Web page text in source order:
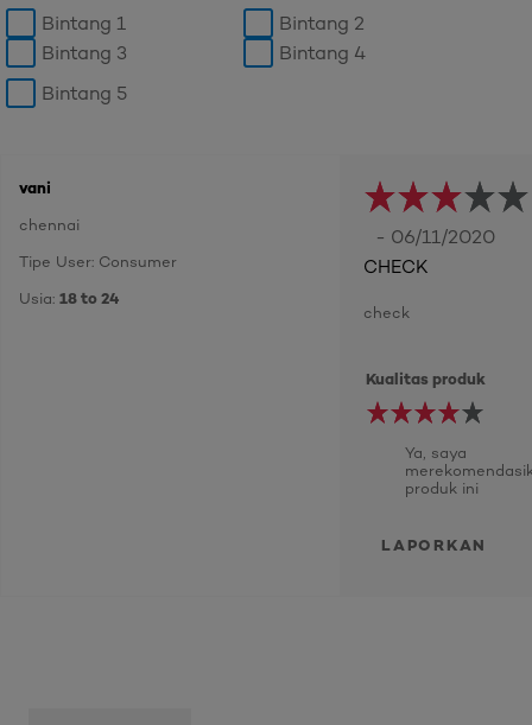
Bintang 1
Bintang 2
Bintang 3
Bintang 4
Bintang 5
vani
chennai
Tipe User: Consumer
Usia: 18 to 24
- 06/11/2020
CHECK
check
Kualitas produk
Ya, saya
produk ini
LAPORKAN